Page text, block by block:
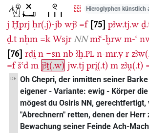
Hieroglyphen künstlich
j Ḫprj ḥr(.j)-jb wjꜣ =f 75 pꜣw.tj.w
ḏ.t nḥm =k Wsjr NN mꜣꜥ-ḫrw m-ꜥ
76 rḏi̯ n =sn nb ꜣḫ.PL n-mr.y r
=f šꜥd m jꜣṯ(.w) jw.tj pri̯(.t) m zꜣu̯(.t)
DE Oh Chepri, der inmitten seiner
eigener - Variante: ewig - Körper
mögest du Osiris NN, gerechtfertigt,
"Abrechnern" retten, denen der Herr
Bewachung seiner Feinde Ach-